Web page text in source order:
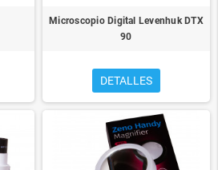
Microscopio Digital Levenhuk DTX
90
DETALLES